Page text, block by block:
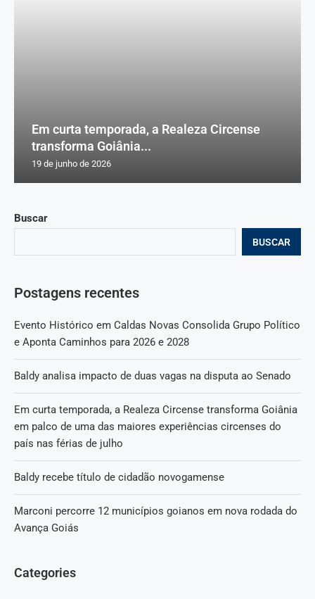
Buscar
BUSCAR
Postagens recentes
Evento Histórico em Caldas Novas Consolida Grupo Político
e Aponta Caminhos para 2026 e 2028
Baldy analisa impacto de duas vagas na disputa ao Senado
Em curta temporada, a Realeza Circense transforma Goiânia
em palco de uma das maiores experiências circenses do
país nas férias de julho
Baldy recebe título de cidadão novogamense
Marconi percorre 12 municípios goianos em nova rodada do
Avança Goiás
Categories
Em curta temporada, a Realeza Circense
transforma Goiânia...
19 de junho de 2026